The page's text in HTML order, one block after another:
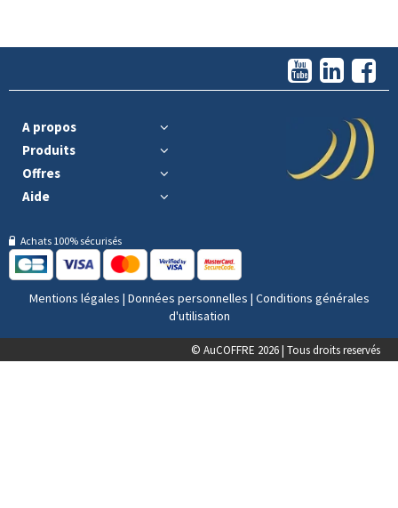
A propos
Produits
Offres
Aide
Achats 100% sécurisés
Mentions légales | Données personnelles | Conditions générales
d'utilisation
© AuCOFFRE 2026 | Tous droits reservés